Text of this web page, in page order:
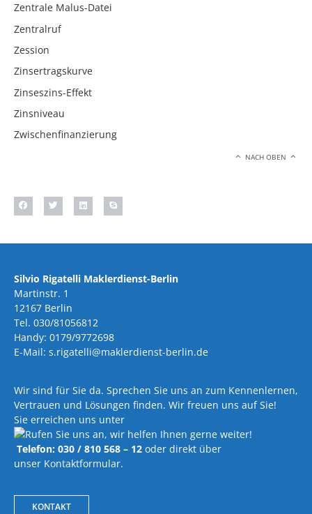
Zentrale Malus-Datei
Zentralruf
Zession
Zinsertragskurve
Zinseszins-Effekt
Zinsniveau
Zwischenfinanzierung
NACH OBEN
Silvio Rigatelli Maklerdienst-Berlin
Martinstr. 1
12167 Berlin
Tel. 030/81056812
Handy: 0179/9772698
E-Mail: s.rigatelli@maklerdienst-berlin.de
Wir sind für Sie da. Sprechen Sie uns an zum Kennenlernen,
Vertrauen und Lösungen finden. Wir freuen uns auf Sie!
Sie erreichen uns unter
Telefon: 030 / 810 568 – 12 oder direkt über
unser Kontaktformular.
KONTAKT